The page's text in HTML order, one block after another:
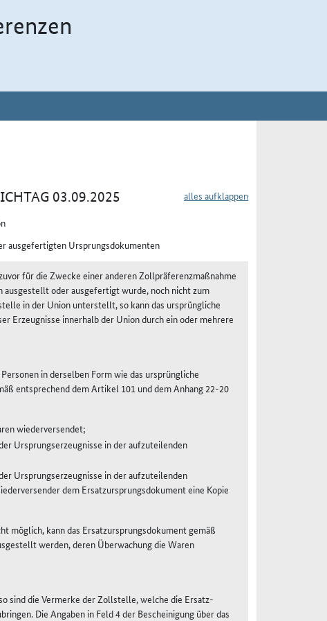
alles aufklappen
03.09.2025
ausgefertigten Ursprungsdokumenten
für die Zwecke einer anderen Zollpräferenzmaßnahme
ausgestellt oder ausgefertigt wurde, noch nicht zum
in der Union unterstellt, so kann das ursprüngliche
Erzeugnisse innerhalb der Union durch ein oder mehrere
in derselben Form wie das ursprüngliche
entsprechend dem Artikel 101 und dem Anhang 22-20
wiederversendet;
Ursprungserzeugnisse in der aufzuteilenden
Ursprungserzeugnisse in der aufzuteilenden
dem Ersatzursprungsdokument eine Kopie
möglich, kann das Ersatzursprungsdokument gemäß
werden, deren Überwachung die Waren
sind die Vermerke der Zollstelle, welche die Ersatz-
Die Angaben in Feld 4 der Bescheinigung über das